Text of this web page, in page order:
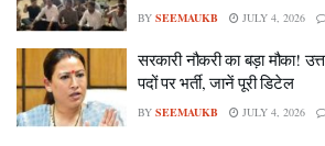
BY SEEMAUKB JULY 4, 2026
सरकारी नौकरी का बड़ा मौका!
पदों पर भर्ती, जानें पूरी डिटेल
BY SEEMAUKB JULY 4, 2026